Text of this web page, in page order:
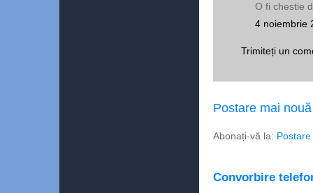
O fi chestie
4 noiembrie
Trimiteți un
Postare mai nouă
Abonați-vă la:
Convorbire